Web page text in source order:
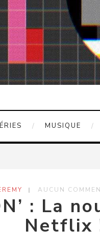
MUSIQUE
AUCUN
: La
Netflix